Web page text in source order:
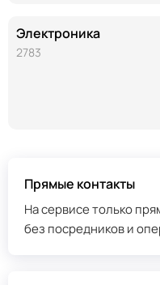
Электроника
2783
Прямые контакты
На сервисе только
без посредников и